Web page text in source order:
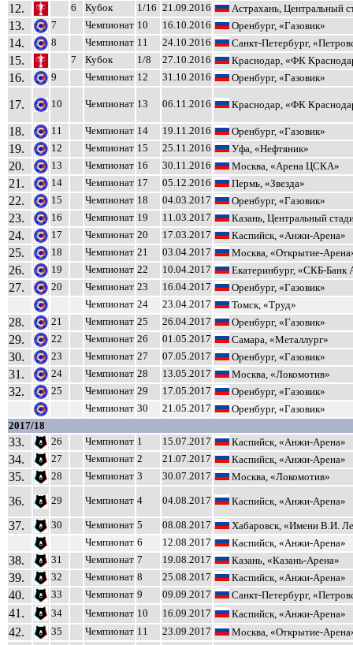
12. 6 Кубок 1/16 21.09.2016 Астрахань, Центральный
13. 7 Чемпионат 10 16.10.2016 Оренбург, «Газовик»
14. 8 Чемпионат 11 24.10.2016 Санкт-Петербург,
15. 7 Кубок 1/8 27.10.2016 Краснодар, «ФК
16. 9 Чемпионат 12 31.10.2016 Оренбург, «Газовик»
17. 10 Чемпионат 13 06.11.2016 Краснодар, «ФК
18. 11 Чемпионат 14 19.11.2016 Оренбург, «Газовик»
19. 12 Чемпионат 15 25.11.2016 Уфа, «Нефтяник»
20. 13 Чемпионат 16 30.11.2016 Москва, «Арена ЦСКА»
21. 14 Чемпионат 17 05.12.2016 Пермь, «Звезда»
22. 15 Чемпионат 18 04.03.2017 Оренбург, «Газовик»
23. 16 Чемпионат 19 11.03.2017 Казань, Центральный
24. 17 Чемпионат 20 17.03.2017 Каспийск, «Анжи-Арена»
25. 18 Чемпионат 21 03.04.2017 Москва, «Открытие-
26. 19 Чемпионат 22 10.04.2017 Екатеринбург, «СКБ-Банк
27. 20 Чемпионат 23 16.04.2017
Оренбург, «Газовик»
Чемпионат 24 23.04.2017 Томск, «Труд»
28. 21 Чемпионат 25 26.04.2017 Оренбург, «Газовик»
29. 22 Чемпионат 26 01.05.2017 Самара, «Металлург»
30. 23 Чемпионат 27 07.05.2017 Оренбург, «Газовик»
31. 24 Чемпионат 28 13.05.2017 Москва, «Локомотив»
32. 25 Чемпионат 29 17.05.2017
Оренбург, «Газовик»
Чемпионат 30 21.05.2017 Оренбург, «Газовик»
2017/18
33. 26 Чемпионат 1 15.07.2017 Каспийск, «Анжи-Арена»
34. 27 Чемпионат 2 21.07.2017 Каспийск, «Анжи-Арена»
35. 28 Чемпионат 3 30.07.2017 Москва, «Локомотив»
36. 29 Чемпионат 4 04.08.2017 Каспийск, «Анжи-Арена»
37. 30 Чемпионат 5 08.08.2017
Хабаровск, «Имени В.И.
Чемпионат 6 12.08.2017 Каспийск, «Анжи-Арена»
38. 31 Чемпионат 7 19.08.2017 Казань, «Казань-Арена»
39. 32 Чемпионат 8 25.08.2017 Каспийск, «Анжи-Арена»
40. 33 Чемпионат 9 09.09.2017 Санкт-Петербург,
41. 34 Чемпионат 10 16.09.2017 Каспийск, «Анжи-Арена»
42. 35 Чемпионат 11 23.09.2017 Москва, «Открытие-